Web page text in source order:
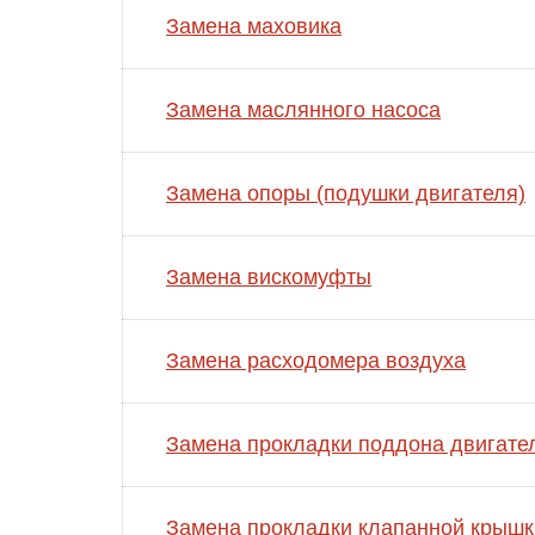
Замена маховика
Замена маслянного насоса
Замена опоры (подушки двигателя)
Замена вискомуфты
Замена расходомера воздуха
Замена прокладки поддона
Замена прокладки клапанной